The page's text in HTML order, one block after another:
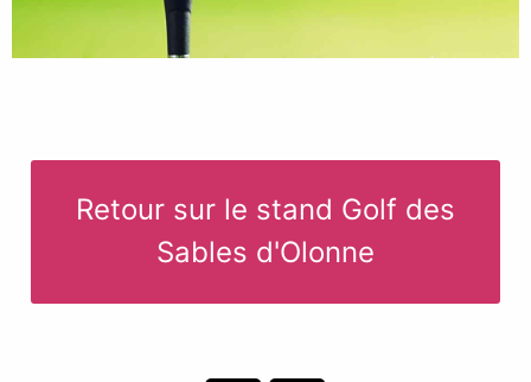
Retour sur le stand Golf des
Sables d'Olonne